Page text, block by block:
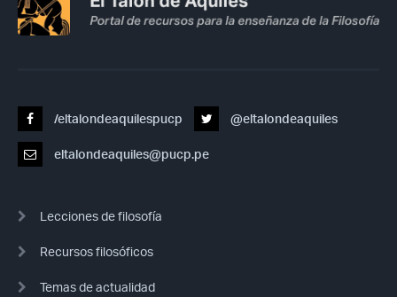
/eltalondeaquilespucp @eltalondeaquiles
eltalondeaquiles@pucp.pe
Lecciones de filosofía
Recursos filosóficos
Temas de actualidad